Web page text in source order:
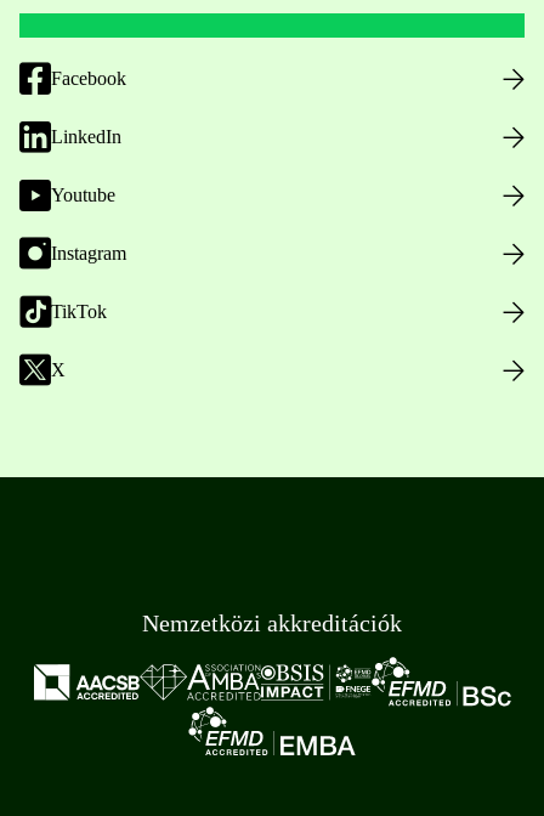
Facebook
LinkedIn
Youtube
Instagram
TikTok
X
Nemzetközi akkreditációk